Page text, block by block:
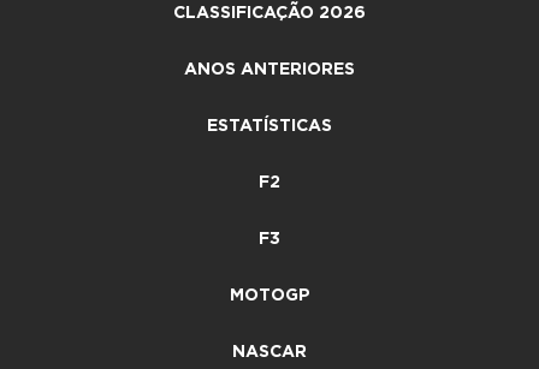
CLASSIFICAÇÃO 2026
ANOS ANTERIORES
ESTATÍSTICAS
F2
F3
MOTOGP
NASCAR